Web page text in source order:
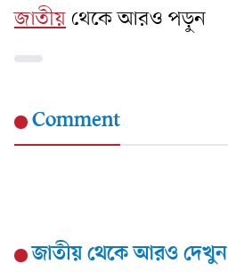
জাতীয়থেকে আরও পড়ুন
Comment
জাতীয়থেকে আরও দেখুন